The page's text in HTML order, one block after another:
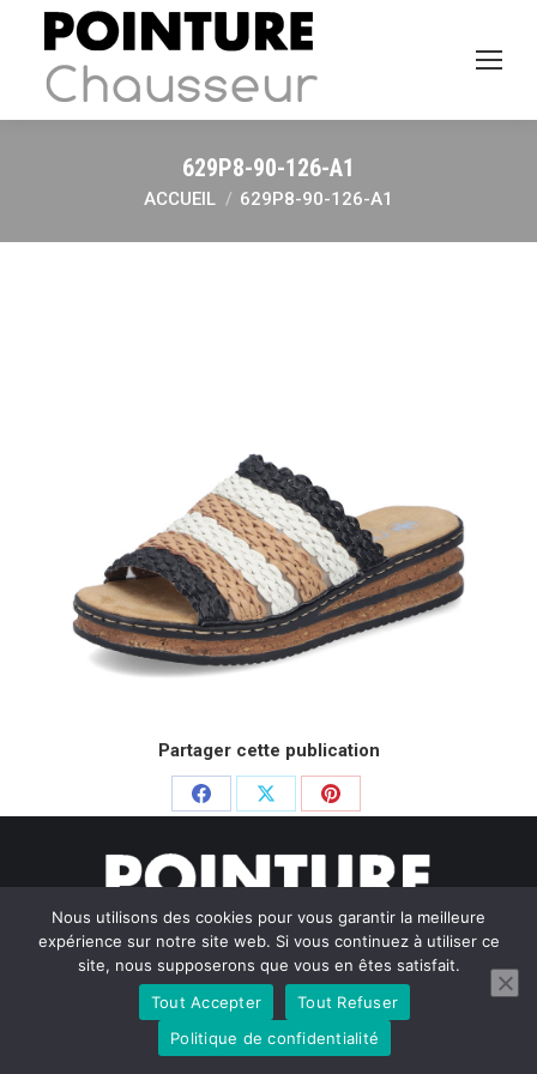
629P8-90-126-A1
Vous êtes ici :
ACCUEIL 629P8-90-126-A1
Partager cette publication
Partager
Facebook
PartagerPartager
Pinterest
© Pointure Chausseurs - 2020. Dream-Theme — truly
WordPress themes
Menu BAS
Nous utilisons des cookies pour vous garantir la meilleure
expérience sur notre site web. Si vous continuez à utiliser ce
site, nous supposerons que vous en êtes satisfait.
Tout Accepter
Tout Refuser
Politique de confidentialité